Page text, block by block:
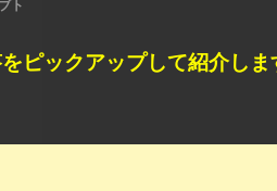
ト
ピックアップして紹介しま